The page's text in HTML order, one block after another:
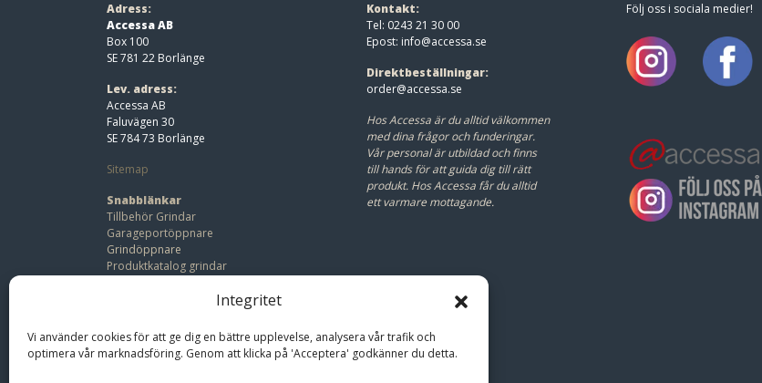
Integritet
Vi använder cookies för att ge dig en bättre upplevelse, analysera vår trafik och
optimera vår marknadsföring. Genom att klicka på 'Acceptera' godkänner du detta.
Adress:
Accessa AB
Box 100
SE 781 22 Borlänge
Lev. adress:
Accessa AB
Faluvägen 30
SE 784 73 Borlänge
Sitemap
Snabblänkar
Tillbehör Grindar
Garageportöppnare
Grindöppnare
Produktkatalog grindar
Kontakt:
Tel: 0243 21 30 00
Epost: info@accessa.se
Direktbeställningar:
order@accessa.se
Hos Accessa är du alltid välkommen
med dina frågor och funderingar.
Vår personal är utbildad och finns
till hands för att guida dig till rätt
produkt. Hos Accessa får du alltid
ett varmare mottagande.
Följ oss i sociala medier!